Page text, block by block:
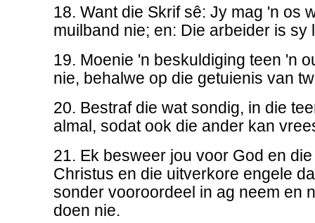
18. Want die Skrif sê: Jy mag 'n os
muilband nie; en: Die arbeider is sy
19. Moenie 'n beskuldiging teen 'n
nie, behalwe op die getuienis van
20. Bestraf die wat sondig, in die
almal, sodat ook die ander kan
21. Ek besweer jou voor God en
Christus en die uitverkore engele
sonder vooroordeel in ag neem en
doen nie.